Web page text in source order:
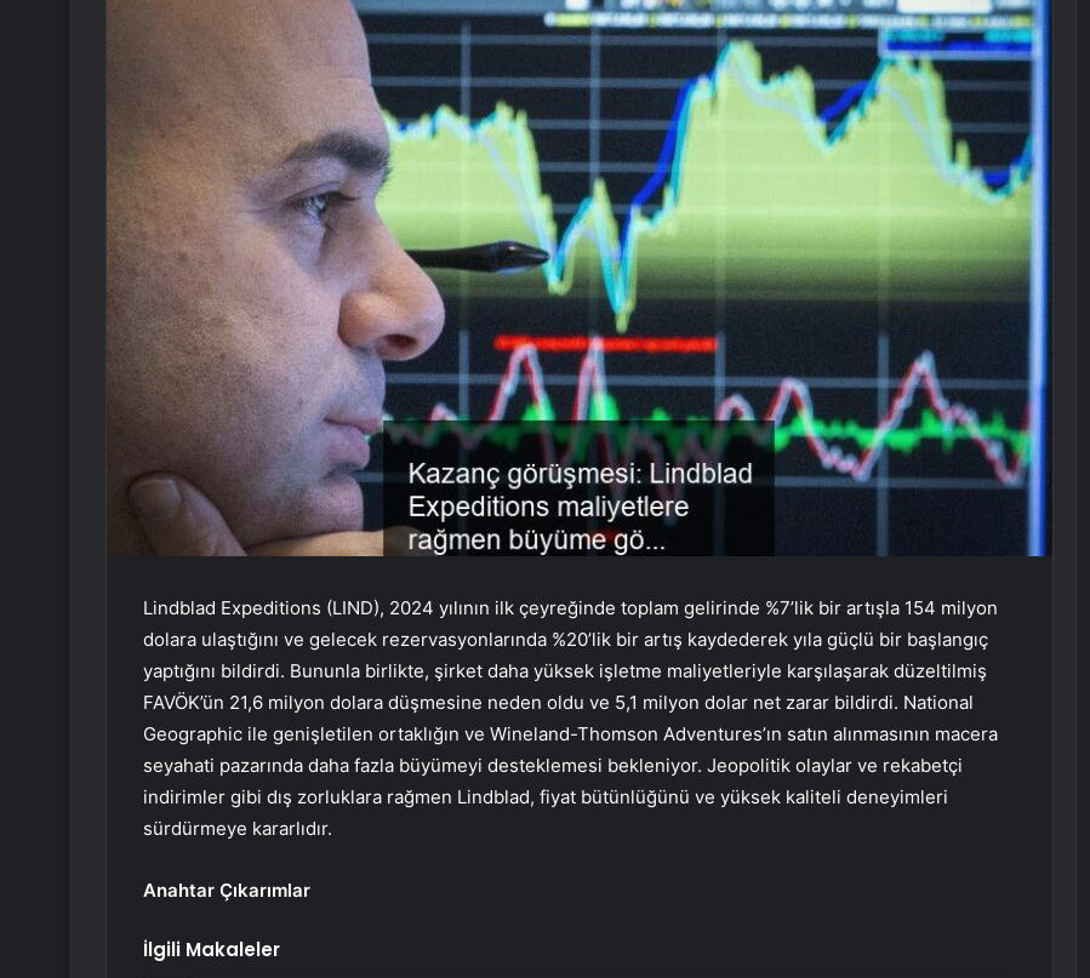
Lindblad Expeditions (LIND), 2024 yılının ilk çeyreğinde toplam gelirinde %7’lik bir artışla 154 milyon
dolara ulaştığını ve gelecek rezervasyonlarında %20’lik bir artış kaydederek yıla güçlü bir başlangıç
yaptığını bildirdi. Bununla birlikte, şirket daha yüksek işletme maliyetleriyle karşılaşarak düzeltilmiş
FAVÖK’ün 21,6 milyon dolara düşmesine neden oldu ve 5,1 milyon dolar net zarar bildirdi. National
Geographic ile genişletilen ortaklığın ve Wineland-Thomson Adventures’ın satın alınmasının macera
seyahati pazarında daha fazla büyümeyi desteklemesi bekleniyor. Jeopolitik olaylar ve rekabetçi
indirimler gibi dış zorluklara rağmen Lindblad, fiyat bütünlüğünü ve yüksek kaliteli deneyimleri
sürdürmeye kararlıdır.
Anahtar Çıkarımlar
İlgili Makaleler